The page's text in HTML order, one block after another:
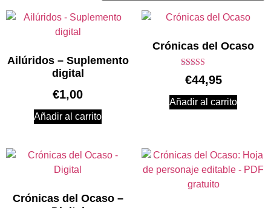
Ailúridos – Suplemento
digital
€1,00
Añadir al carrito
Crónicas del Ocaso
Valorado en
5.00
€44,95
Añadir al carrito
Crónicas del Ocaso –